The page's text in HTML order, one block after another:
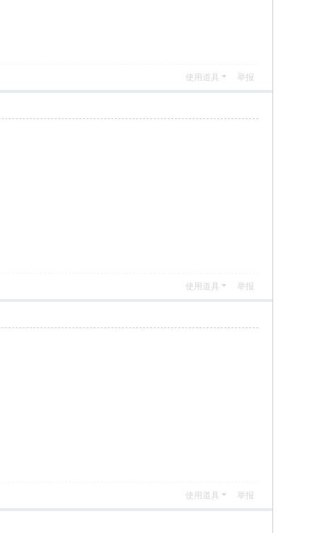
使用道具 举报
使用道具 举报
使用道具 举报